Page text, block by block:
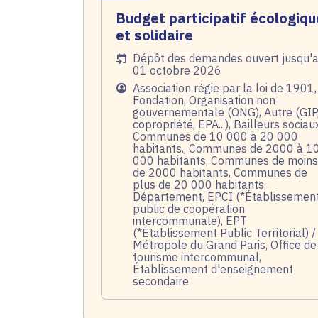
Budget participatif
et solidaire
Date de l'arrêté
Dépôt des demandes ouvert
01 octobre 2026
PublicAssociation régie par la loi de 1901,
Fondation, Organisation non
gouvernementale (ONG), Autre (GIP,
copropriété, EPA...), Bailleurs
Communes de 10 000 à 20 000
habitants., Communes de 2000 à 10
000 habitants, Communes de moins
de 2000 habitants, Communes de
plus de 20 000 habitants,
Département, EPCI
public de coopération
intercommunale), EPT
(*Établissement Public Territorial) /
Métropole du Grand Paris, Office de
tourisme intercommunal,
Établissement d'enseignement
secondaire